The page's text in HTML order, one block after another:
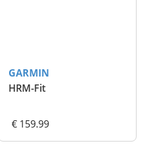
GARMIN
HRM-Fit
€ 159.99